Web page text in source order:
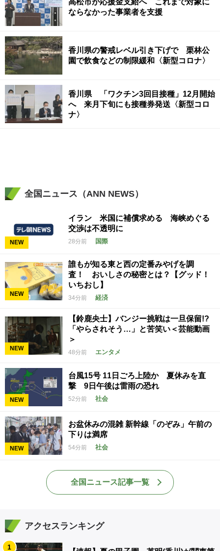
高松市が応援金支給へ これまで対象に
ならなかった事業者を支援
香川県の警戒レベル引き下げで 栗林公
園で飲食などの制限緩和〈新型コロナ〉
香川県 「ワクチン3回目接種」12月開始
へ 来月下旬にも接種券発送〈新型コロ
ナ〉
全国ニュース（ANN NEWS）
NEW
イラン 米国に補償求める 海峡めぐる
交渉は不透明に
28分前 国際
NEW
誰もが知る東と西の定番みやげを調
査！ おいしさの秘密とは？【グッド！
いちおし】
34分前 経済
NEW
【鈴鹿央士】バンジー挑戦は一旦保留!?
「やらされそう…」と苦笑い＜芸能動画
＞
48分前 エンタメ
NEW
台風15号 11日ごろ上陸か 夏休みを直
撃 9日午後は雷雨の恐れ
52分前 社会
NEW
お盆休みの混雑 新幹線「のぞみ」午前の
下りは満席
54分前 社会
全国ニュース記事一覧
アクセスランキング
1